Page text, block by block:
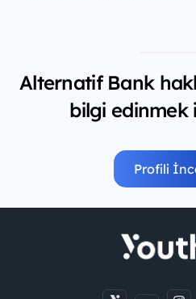
Alternatif Bank
bilgi edinmek
Profili